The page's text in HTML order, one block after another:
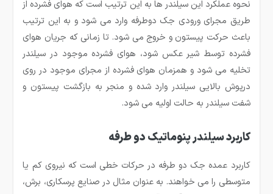
نحوه عملکرد این سیلندر ها به این ترتیب است که هوای فشرده از
طریق مجرای ورودی جک دوطرفه وارد می شود و به این ترتیب
باعث حرکت پیستون و خروج می شود. تا زمانی که جریان هوای
فشرده توسط شیر عکس شود، هوای فشرده موجود در سیلندر
تخلیه می شود و همزمان هوای فشرده از مجرای موجود در روی
درپوش بالایی سیلندر وارد شده و منجر به بازگشت پیستون و
شفت سیلندر به حالت اولیه می شود.
کاربرد سیلندر پنوماتیک دو طرفه
کاربرد عمده جک دو طرفه در حرکات خطی است که نیروی کم یا
متوسطی را می خواهند. به عنوان مثال در صنایع پرسکاری، برش،